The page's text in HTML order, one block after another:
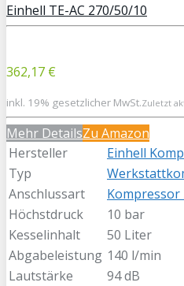
Einhell TE-AC 270/50/10
362,17 €
inkl. 19% gesetzlicher MwSt.Zuletzt
Mehr DetailsZu Amazon
Hersteller
Einhell
Typ
Anschlussart
Kompressor
Höchstdruck
10 bar
Kesselinhalt
50 Liter
Abgabeleistung 140 l/min
Lautstärke
94 dB